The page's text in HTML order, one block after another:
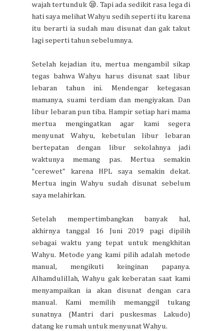
wajah tertunduk 😪. Tapi ada sedikit rasa lega di
hati saya melihat Wahyu sedih seperti itu karena
itu berarti ia sudah mau disunat dan gak takut
lagi seperti tahun sebelumnya.
Setelah kejadian itu, mertua mengambil sikap
tegas bahwa Wahyu harus disunat saat libur
lebaran tahun ini. Mendengar ketegasan
mamanya, suami terdiam dan mengiyakan. Dan
libur lebaran pun tiba. Hampir setiap hari mama
mertua mengingatkan agar kami segera
menyunat Wahyu, kebetulan libur lebaran
bertepatan dengan libur sekolahnya jadi
waktunya memang pas. Mertua semakin
"cerewet" karena HPL saya semakin dekat.
Mertua ingin Wahyu sudah disunat sebelum
saya melahirkan.
Setelah mempertimbangkan banyak hal,
akhirnya tanggal 16 Juni 2019 pagi dipilih
sebagai waktu yang tepat untuk mengkhitan
Wahyu. Metode yang kami pilih adalah metode
manual, mengikuti keinginan papanya.
Alhamdulillah, Wahyu gak keberatan saat kami
menyampaikan ia akan disunat dengan cara
manual. Kami memilih memanggil tukang
sunatnya (Mantri dari puskesmas Lakudo)
datang ke rumah untuk menyunat Wahyu.